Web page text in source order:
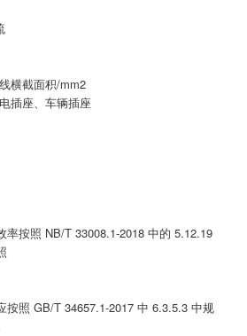
横截面积/mm2
插座、车辆插座
率按照 NB/T 33008.1-2018 中的 5.12.19
按照 GB/T 34657.1-2017 中 6.3.5.3 中规